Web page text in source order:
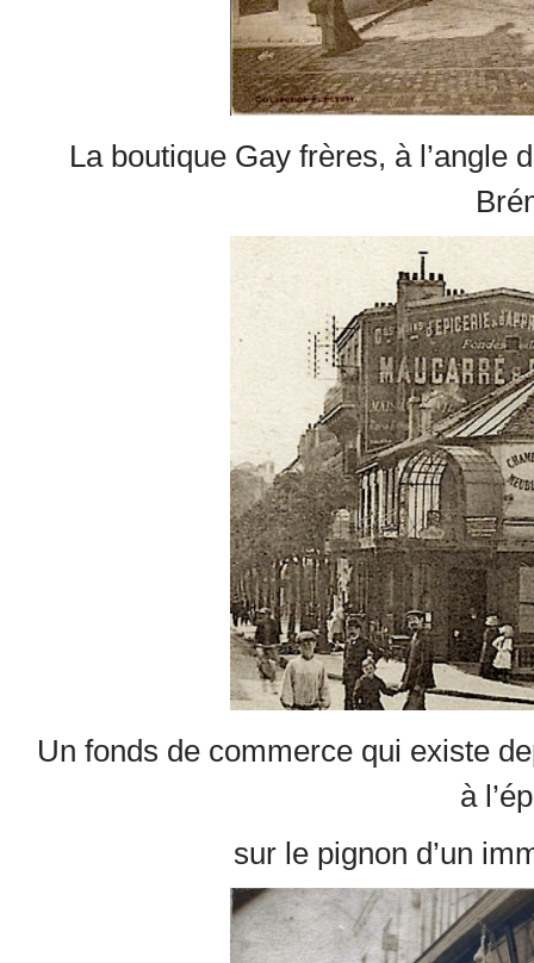
La boutique Gay frères, à l’angle
Un fonds de commerce qui existe
à
sur le pignon d’un